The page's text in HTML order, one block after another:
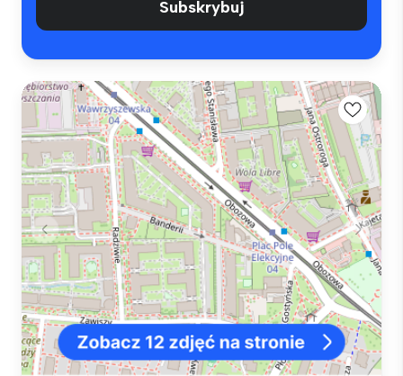
Subskrybuj